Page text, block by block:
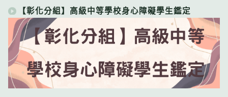
【彰化分組】高級中等學校身心障礙學生鑑定